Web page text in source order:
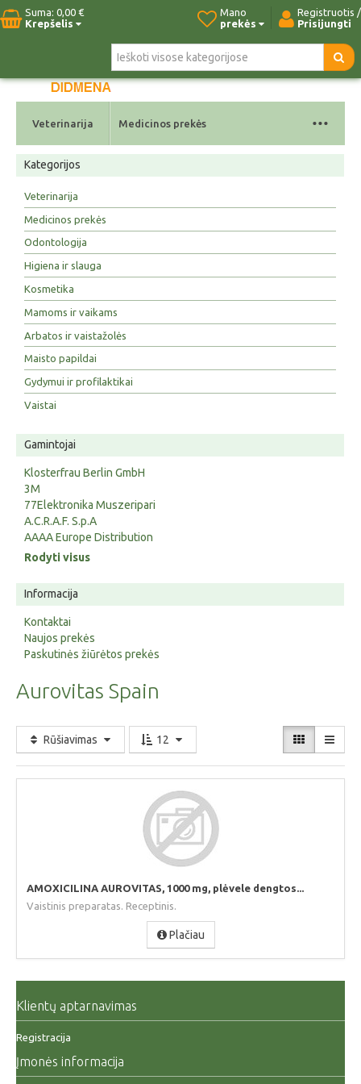
Suma: 0,00 €
Krepšelis
Registruotis /
Prisijungti
Mano
prekės
Pradžia Naujos prekės Kontaktai
Veterinarija Medicinos prekės ...
Kategorijos
Veterinarija
Medicinos prekės
Odontologija
Higiena ir slauga
Kosmetika
Mamoms ir vaikams
Arbatos ir vaistažolės
Maisto papildai
Gydymui ir profilaktikai
Vaistai
Gamintojai
Klosterfrau Berlin GmbH
3M
77Elektronika Muszeripari
A.C.R.A.F. S.p.A
AAAA Europe Distribution
Rodyti visus
Informacija
Kontaktai
Naujos prekės
Paskutinės žiūrėtos prekės
Aurovitas Spain
Rūšiavimas 12
AMOXICILINA AUROVITAS, 1000 mg, plėvele dengtos...
Vaistinis preparatas. Receptinis.
Plačiau
Klientų aptarnavimas
Registracija
Įmonės informacija